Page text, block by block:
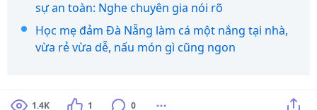
sự an toàn: Nghe chuyên gia nói rõ
Học mẹ đảm Đà Nẵng làm cá một nắng tại nhà,
vừa rẻ vừa dễ, nấu món gì cũng ngon
1.4K 1 0